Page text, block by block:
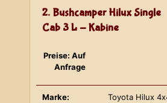
2. Bushcamper Hilux Single
Cab 3 L - Kabine
Preise: Auf
Anfrage
Marke:
Toyota Hilux